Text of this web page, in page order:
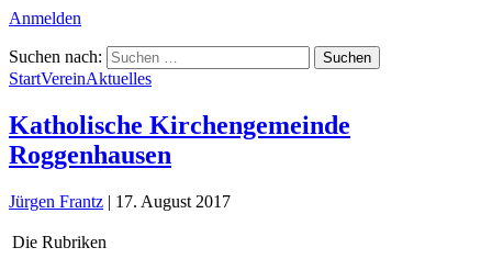
Anmelden
Suchen nach:
StartVereinAktuelles
Katholische Kirchengemeinde
Roggenhausen
Jürgen Frantz | 17. August 2017
Die Rubriken